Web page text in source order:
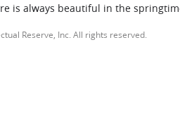
is always beautiful in the
Reserve, Inc. All rights reserved.